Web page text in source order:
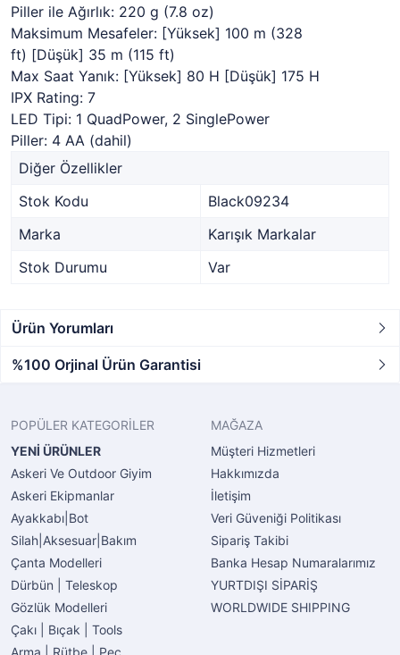
Piller ile Ağırlık: 220 g (7.8 oz)
Maksimum Mesafeler: [Yüksek] 100 m (328
ft) [Düşük] 35 m (115 ft)
Max Saat Yanık: [Yüksek] 80 H [Düşük] 175 H
IPX Rating: 7
LED Tipi: 1 QuadPower, 2 SinglePower
Piller: 4 AA (dahil)
Diğer Özellikler
Stok Kodu
Black09234
Marka
Karışık Markalar
Stok Durumu
Var
Ürün Yorumları
%100 Orjinal Ürün Garantisi
POPÜLER KATEGORİLER
YENİ ÜRÜNLER
Askeri Ve Outdoor Giyim
Askeri Ekipmanlar
Ayakkabı|Bot
Silah|Aksesuar|Bakım
Çanta Modelleri
Dürbün | Teleskop
Gözlük Modelleri
Çakı | Bıçak | Tools
Arma | Rütbe | Peç
MAĞAZA
Müşteri Hizmetleri
Hakkımızda
İletişim
Veri Güveniği Politikası
Sipariş Takibi
Banka Hesap Numaralarımız
YURTDIŞI SİPARİŞ
WORLDWIDE SHIPPING